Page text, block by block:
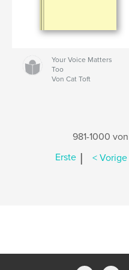
Your Voice Matters
Too
Von Cat Toft
981-1000
Erste | < Vorige